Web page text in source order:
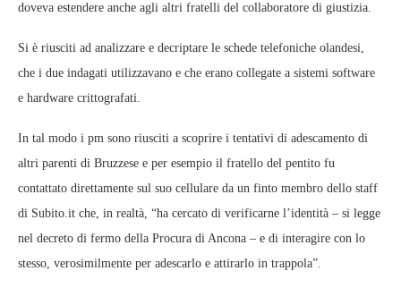
doveva estendere anche agli altri fratelli del collaboratore di giustizia.
Si è riusciti ad analizzare e decriptare le schede telefoniche olandesi,
che i due indagati utilizzavano e che erano collegate a sistemi software
e hardware crittografati.
In tal modo i pm sono riusciti a scoprire i tentativi di adescamento di
altri parenti di Bruzzese e per esempio il fratello del pentito fu
contattato direttamente sul suo cellulare da un finto membro dello staff
di Subito.it che, in realtà, “ha cercato di verificarne l’identità – si legge
nel decreto di fermo della Procura di Ancona – e di interagire con lo
stesso, verosimilmente per adescarlo e attirarlo in trappola”.